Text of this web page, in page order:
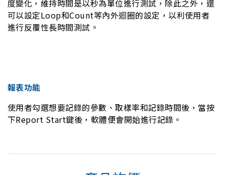
度變化，維持時間是以秒為單位進行測試，除此之外，還
可以設定Loop和Count等內外迴圈的設定，以利使用者
進行反覆性長時間測試。
報表功能
使用者勾選想要記錄的參數、取樣率和記錄時間後，當按
下Report Start鍵後，軟體便會開始進行記錄。